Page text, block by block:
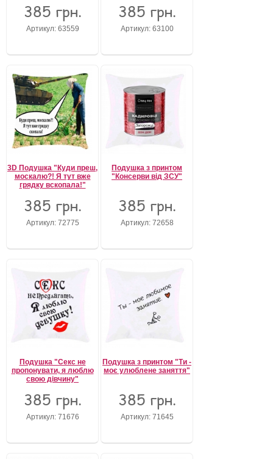
385 грн.
Артикул: 63559
385 грн.
Артикул: 63100
3D Подушка "Куди преш,
москалю?! Я тут вже
грядку вскопала!"
385 грн.
Артикул: 72775
Подушка з принтом
"Консерви від ЗСУ"
385 грн.
Артикул: 72658
Подушка "Секс не
пропонувати, я люблю
свою дівчину"
385 грн.
Артикул: 71676
Подушка з принтом "Ти -
моє улюблене заняття"
385 грн.
Артикул: 71645